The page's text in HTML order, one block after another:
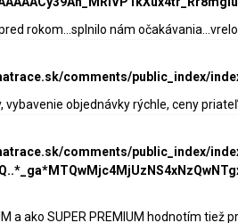
rokom...splnilo nám
comments/public_index/
vybavenie objednávky rýchle, ceny
comments/public_index/
a ako SUPER PREMIUM hodnotím